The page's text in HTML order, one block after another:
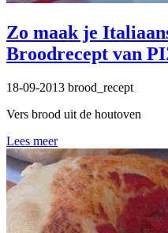
Zo maak je
Broodrecept van
18-09-2013 brood_recept
Vers brood uit de houtoven
Lees meer